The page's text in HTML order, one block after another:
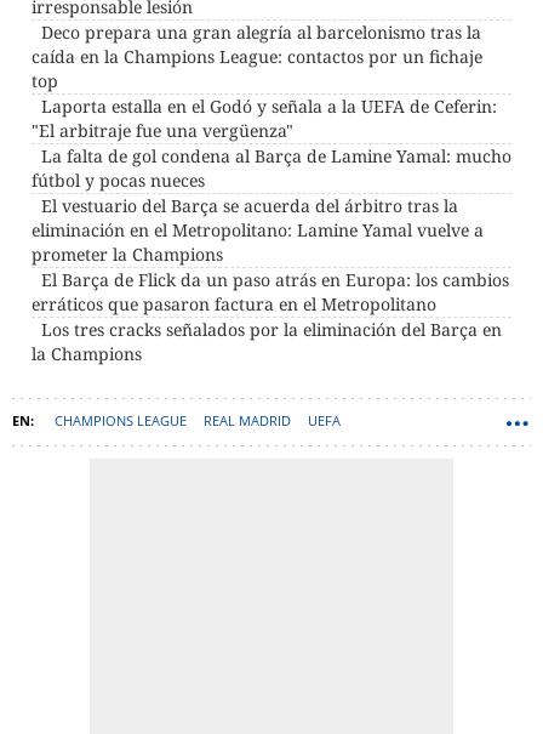
irresponsable lesión
Deco prepara una gran alegría al barcelonismo tras la
caída en la Champions League: contactos por un fichaje
top
Laporta estalla en el Godó y señala a la UEFA de Ceferin:
"El arbitraje fue una vergüenza"
La falta de gol condena al Barça de Lamine Yamal: mucho
fútbol y pocas nueces
El vestuario del Barça se acuerda del árbitro tras la
eliminación en el Metropolitano: Lamine Yamal vuelve a
prometer la Champions
El Barça de Flick da un paso atrás en Europa: los cambios
erráticos que pasaron factura en el Metropolitano
Los tres cracks señalados por la eliminación del Barça en
la Champions
CHAMPIONS LEAGUE REAL MADRID UEFA